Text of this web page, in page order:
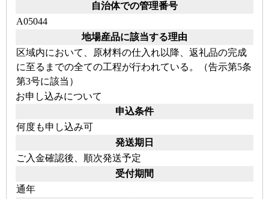
自治体での管理番号
A05044
地場産品に該当する理由
区域内において、原材料の仕入れ以降、返礼品の完成
に至るまでの全ての工程が行われている。（告示第5条
第3号に該当）
お申し込みについて
申込条件
何度も申し込み可
発送期日
ご入金確認後、順次発送予定
受付期間
通年